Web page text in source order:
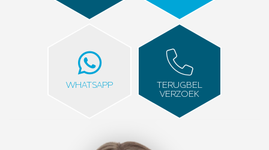
WHATSAPP
TERUGBEL
VERZOEK